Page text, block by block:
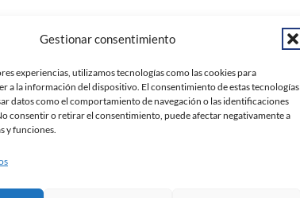
Gestionar consentimiento
experiencias, utilizamos tecnologías como las cookies para
a la información del dispositivo. El consentimiento de estas tecnologías
datos como el comportamiento de navegación o las identificaciones
consentir o retirar el consentimiento, puede afectar negativamente a
y funciones.